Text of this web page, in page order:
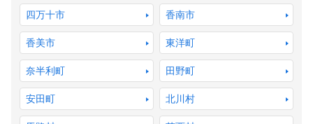
四万十市 香南市
香美市 東洋町
奈半利町 田野町
安田町 北川村